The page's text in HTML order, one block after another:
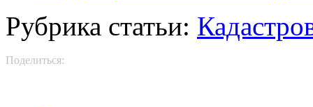
Рубрика статьи:
Поделиться: